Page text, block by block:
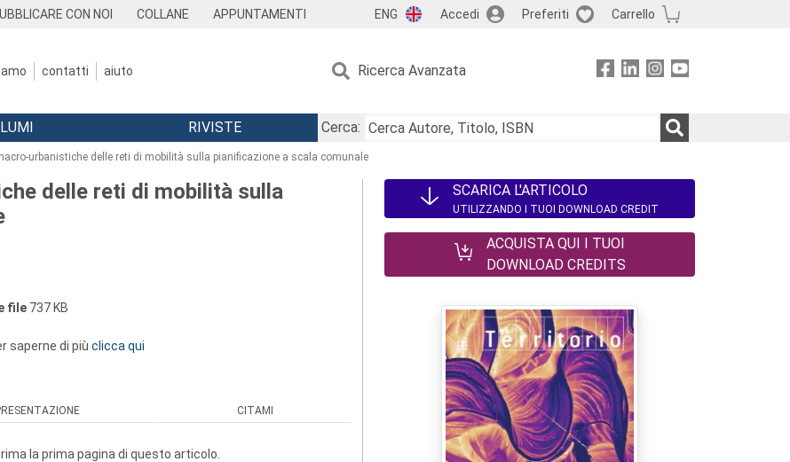
CON NOI COLLANE APPUNTAMENTI ENG Accedi Preferiti Carrello
contatti aiuto Ricerca Avanzata
RIVISTE
Cerca:
urbanistiche delle reti di mobilità sulla pianificazione a scala comunale
delle reti di mobilità sulla
file 737 KB
saperne di più clicca qui
CITAMI
la prima pagina di questo articolo.
SCARICA L'ARTICOLO
UTILIZZANDO I TUOI DOWNLOAD CREDIT
ACQUISTA QUI I TUOI
DOWNLOAD CREDITS